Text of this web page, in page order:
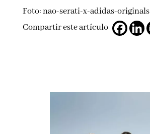
Foto: nao-serati-x-adidas-originals
Compartir este artículo